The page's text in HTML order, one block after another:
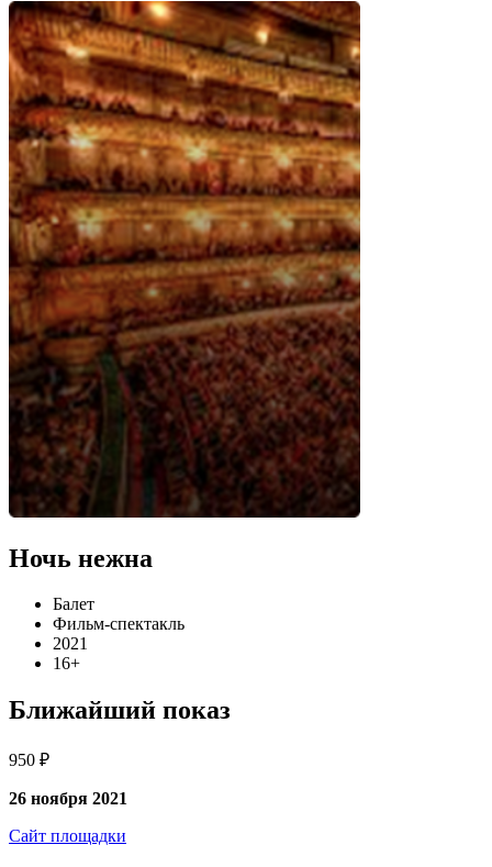
Ночь нежна
Балет
Фильм-спектакль
2021
16+
Ближайший показ
950 ₽
26 ноября 2021
Сайт площадки